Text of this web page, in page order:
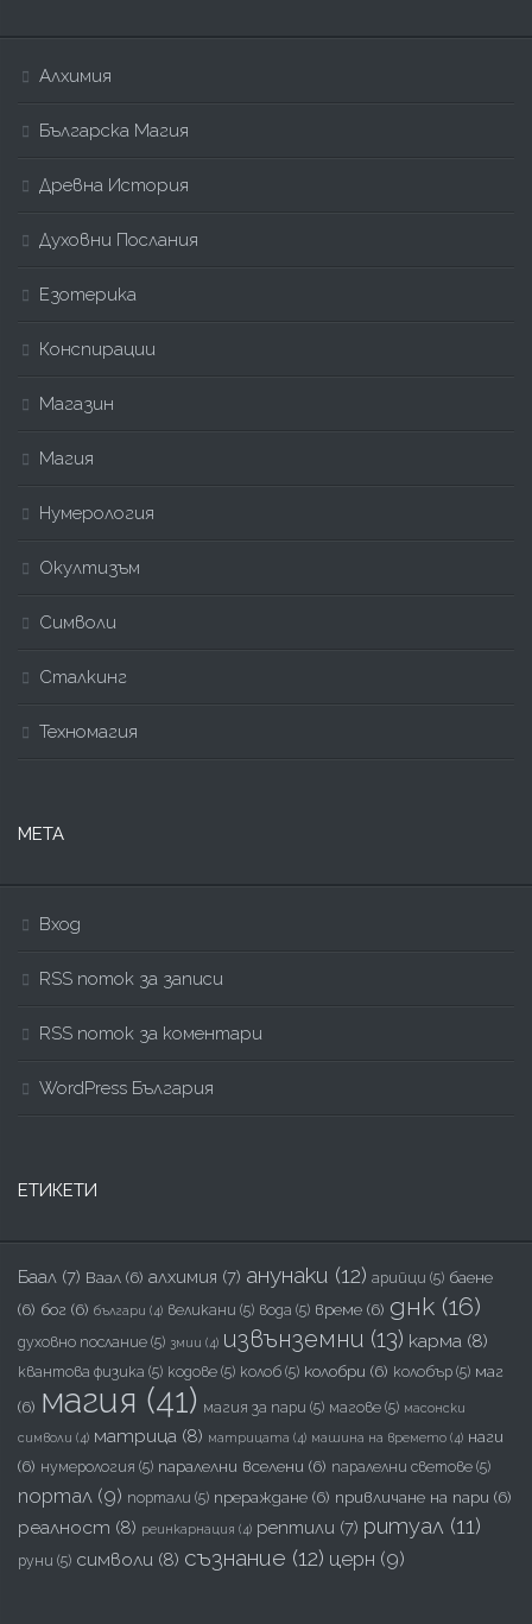
Алхимия
Българска Магия
Древна История
Духовни Послания
Езотерика
Конспирации
Магазин
Магия
Нумерология
Окултизъм
Символи
Сталкинг
Техномагия
МЕТА
Вход
RSS поток за записи
RSS поток за коментари
WordPress България
ЕТИКЕТИ
Баал (7) Ваал (6) алхимия (7) анунаки (12) арийци (5) баене
(6) бог (6) българи (4) великани (5) вода (5) време (6) днк (16)
духовно послание (5) змии (4) извънземни (13) карма (8)
квантова физика (5) кодове (5) колоб (5) колобри (6) колобър (5) маг
(6) магия (41) магия за пари (5) магове (5) масонски
символи (4) матрица (8) матрицата (4) машина на времето (4) наги
(6) нумерология (5) паралелни вселени (6) паралелни светове (5)
портал (9) портали (5) прераждане (6) привличане на пари (6)
реалност (8) реинкарнация (4) рептили (7) ритуал (11)
руни (5) символи (8) съзнание (12) церн (9)